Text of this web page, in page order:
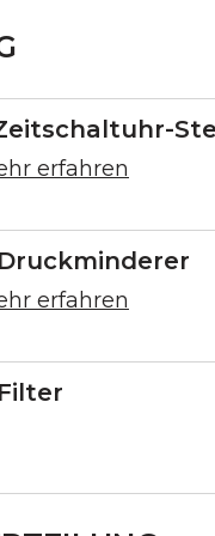
erfahren
erfahren